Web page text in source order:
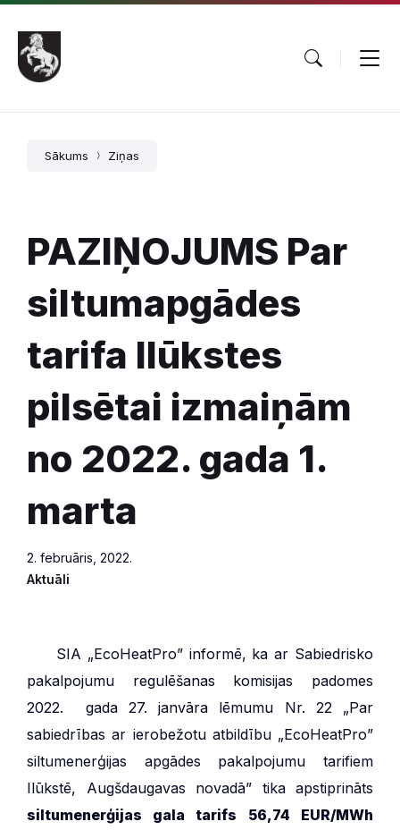
Pāriet
saturu
Skip
main
navigation
Skip
footer
Sākums Ziņas
PAZIŅOJUMS Par
siltumapgādes
tarifa Ilūkstes
pilsētai izmaiņām
no 2022. gada 1.
marta
2. februāris, 2022.
Aktuāli
SIA „EcoHeatPro” informē, ka ar Sabiedrisko
pakalpojumu regulēšanas komisijas padomes
2022. gada 27. janvāra lēmumu Nr. 22 „Par
sabiedrības ar ierobežotu atbildību „EcoHeatPro”
siltumenerģijas apgādes pakalpojumu tarifiem
Ilūkstē, Augšdaugavas novadā” tika apstiprināts
siltumenerģijas gala tarifs
56,74 EUR/MWh